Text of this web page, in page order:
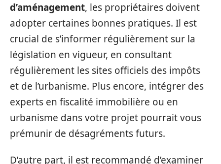
d’aménagement, les propriétaires doivent
adopter certaines bonnes pratiques. Il est
crucial de s’informer régulièrement sur la
législation en vigueur, en consultant
régulièrement les sites officiels des impôts
et de l’urbanisme. Plus encore, intégrer des
experts en fiscalité immobilière ou en
urbanisme dans votre projet pourrait vous
prémunir de désagréments futurs.
D’autre part, il est recommandé d’examiner